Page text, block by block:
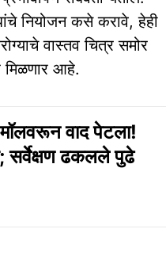
नियोजन कसे करावे, हेही
वास्तव चित्र समोर
मिळणार आहे.
वाद पेटला!
सर्वेक्षण ढकलले पुढे